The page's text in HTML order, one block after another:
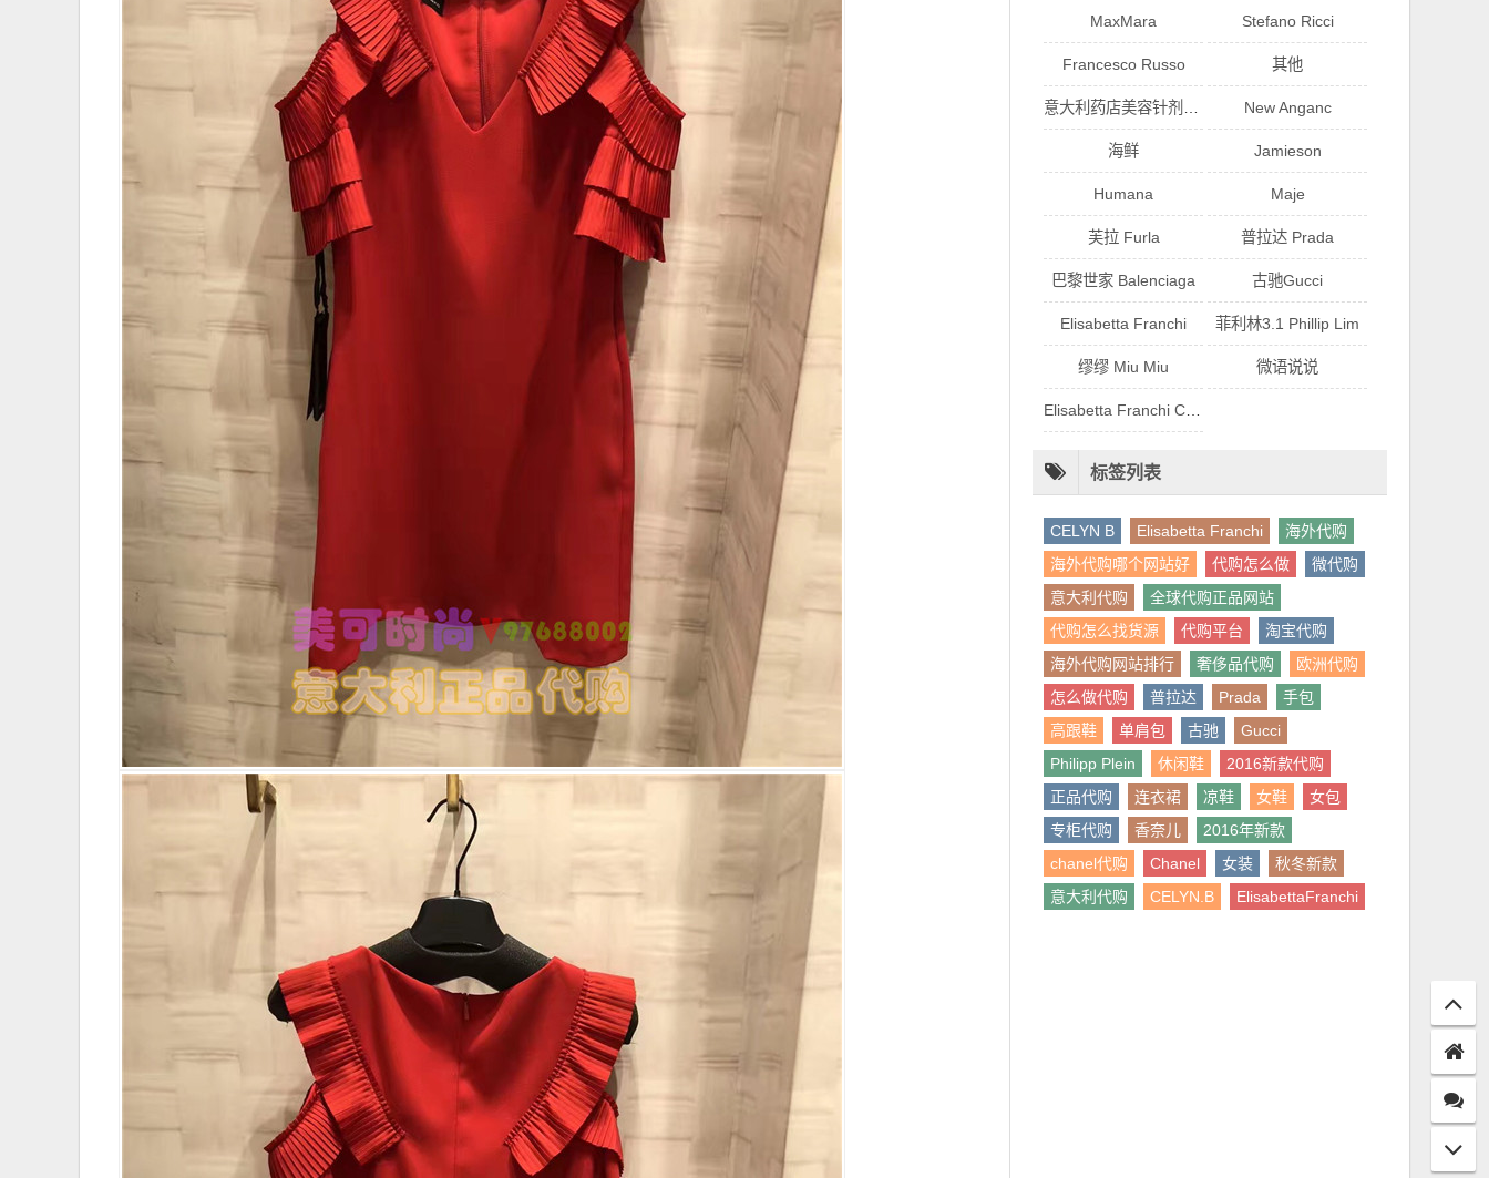
MaxMara Stefano Ricci
Francesco Russo 其他
New Anganc
海鲜 Jamieson
Humana Maje
芙拉 Furla 普拉达 Prada
巴黎世家 Balenciaga 古驰Gucci
Elisabetta Franchi 菲利林3.1 Phillip Lim
缪缪 Miu Miu 微语说说
标签列表
CELYN B Elisabetta Franchi
海外代购
海外代购哪个网站好
代购怎么做
微代购
意大利代购
全球代购正品网站
代购怎么找货源
代购平台
淘宝代购
海外代购网站排行
奢侈品代购
欧洲代购
怎么做代购
普拉达 Prada
手包
高跟鞋
单肩包 古驰
Gucci
Philipp Plein
休闲鞋
2016新款代购
正品代购
连衣裙 凉鞋 女鞋
女包
专柜代购
香奈儿
2016年新款
chanel代购
Chanel 女装
秋冬新款
意大利代购
CELYN.B ElisabettaFranchi